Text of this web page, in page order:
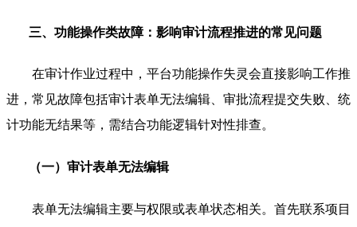
三、功能操作类故障：影响审计流程推进的常见问题
在审计作业过程中，平台功能操作失灵会直接影响工作推
进，常见故障包括审计表单无法编辑、审批流程提交失败、统
计功能无结果等，需结合功能逻辑针对性排查。
（一）审计表单无法编辑
表单无法编辑主要与权限或表单状态相关。首先联系项目